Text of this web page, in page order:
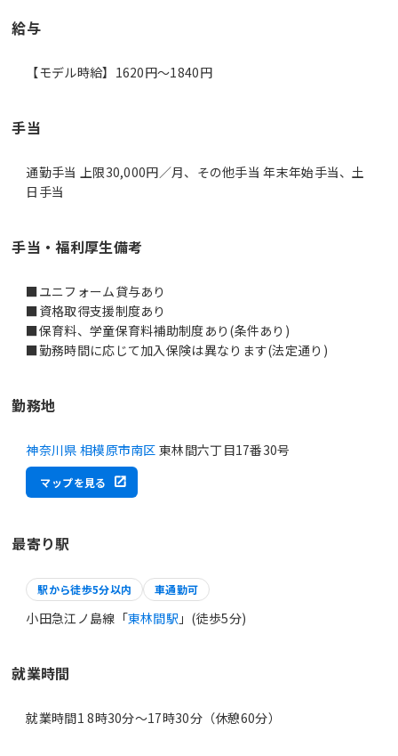
給与
【モデル時給】1620円〜1840円
手当
通勤手当 上限30,000円／月、その他手当 年末年始手当、土
日手当
手当・福利厚生備考
■ユニフォーム貸与あり
■資格取得支援制度あり
■保育料、学童保育料補助制度あり(条件あり)
■勤務時間に応じて加入保険は異なります(法定通り)
勤務地
神奈川県 相模原市南区 東林間六丁目17番30号
マップを見る
最寄り駅
駅から徒歩5分以内 車通勤可
小田急江ノ島線「東林間駅 」(徒歩5分)
就業時間
就業時間1 8時30分〜17時30分（休憩60分）